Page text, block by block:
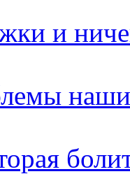
и